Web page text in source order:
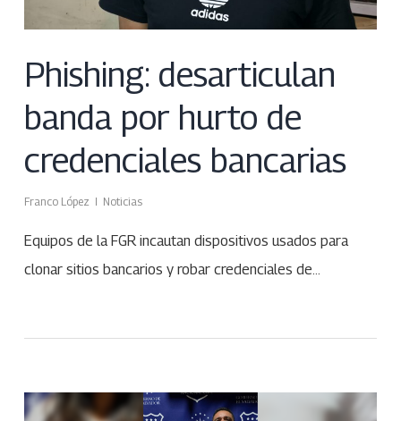
Phishing: desarticulan
banda por hurto de
credenciales bancarias
Franco López Noticias
Equipos de la FGR incautan dispositivos usados para
clonar sitios bancarios y robar credenciales de…